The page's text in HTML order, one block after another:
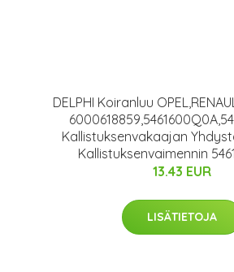
DELPHI Koiranluu
Kallistuksenvakaajan
Kallistuksenvaimennin
13.43 EUR
LISÄTIETOJA